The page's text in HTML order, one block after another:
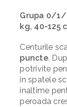
Grupa 0/1/
kg, 40-125
Centurile
puncte.
potrivite
in spatele
inaltime
peroada